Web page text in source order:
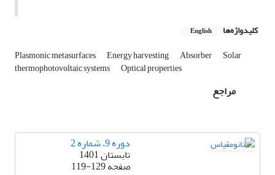
کلیدواژه‌ها English
Plasmonic metasurfaces Energy harvesting Absorber Solar
thermophotovoltaic systems Optical properties
مراجع
دوره 9، شماره 2
تابستان 1401
صفحه119-129